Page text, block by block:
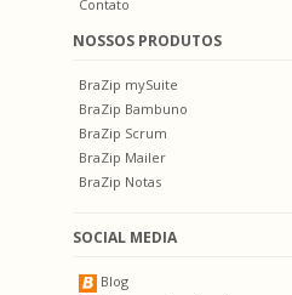
Contato
NOSSOS PRODUTOS
BraZip mySuite
BraZip Bambuno
BraZip Scrum
BraZip Mailer
BraZip Notas
SOCIAL MEDIA
Blog